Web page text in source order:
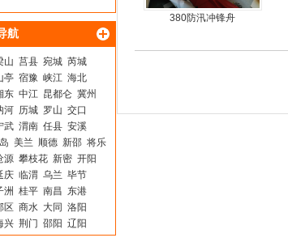
航
山 莒县 宛城 芮城
亭 宿豫 峡江 海北
东 中江 昆都仑 冀州
河 历城 罗山 交口
武 渭南 任县 安溪
美兰 顺德 新邵 将乐
源 攀枝花 新密 开阳
庆 临渭 乌兰 毕节
洲 桂平 南昌 东港
区 商水 大同 洛阳
兴 荆门 邵阳 辽阳
380防汛冲锋舟